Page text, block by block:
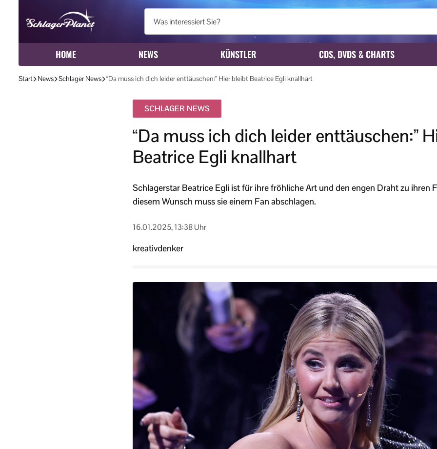
HOME NEWS KÜNSTLER CDS, DVDS & CHARTS
Start News Schlager News “Da muss ich dich leider enttäuschen:” Hier bleibt Beatrice Egli knallhart
SCHLAGER NEWS
“Da muss ich dich leider enttäuschen:”
Beatrice Egli knallhart
Schlagerstar Beatrice Egli ist für ihre fröhliche Art und den engen Draht zu ihren
diesem Wunsch muss sie einem Fan abschlagen.
16.01.2025, 13:38 Uhr
kreativdenker